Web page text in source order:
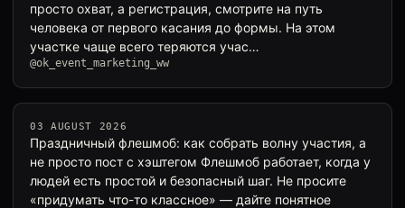
просто охват, а регистрация, смотрите на путь
человека от первого касания до формы. На этом
участке чаще всего теряются учас…
@ok_event_marketing_ww
03 AUGUST 2026
Праздничный флешмоб: как собрать волну участия, а
не просто пост с хэштегом Флешмоб работает, когда у
людей есть простой и безопасный шаг. Не просите
«придумать что-то классное» — дайте понятное